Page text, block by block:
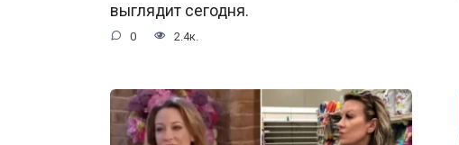
выглядит сегодня.
0 2.4к.